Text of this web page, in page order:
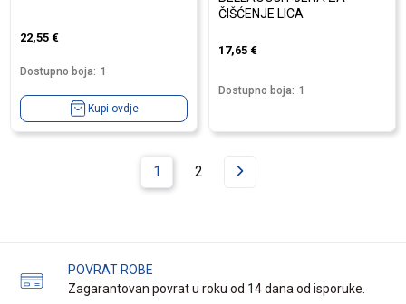
22,55 €
Dostupno boja: 1
Kupi ovdje
ČIŠĆENJE LICA
17,65 €
Dostupno boja: 1
1 2
POVRAT ROBE
Zagarantovan povrat u roku od 14 dana od isporuke.